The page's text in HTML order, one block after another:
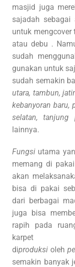
masjid juga
sajadah
untuk
atau debu .
sudah
gunakan untuk
sudah semakin
utara, tambun,
kebanyoran baru,
selatan,
lainnya.
Fungsi utama
memang di
akan
bisa di pakai
dari berbagai
juga bisa
rapih pada
diproduksioleh
semakin banyak